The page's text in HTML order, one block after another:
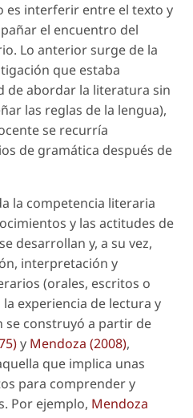
es interferir entre el texto y
el encuentro del
Lo anterior surge de la
que estaba
de abordar la literatura sin
las reglas de la lengua),
se recurría
de gramática después de
la competencia literaria
y las actitudes de
desarrollan y, a su vez,
interpretación y
(orales, escritos o
experiencia de lectura y
se construyó a partir de
y Mendoza (2008),
que implica unas
para comprender y
Por ejemplo, Mendoza